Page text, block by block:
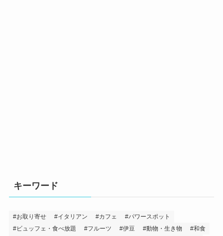
キーワード
お取り寄せ イタリアン カフェ
パワースポット
ビュッフェ・食べ放題
フルーツ 伊豆 動物・生き物
和食